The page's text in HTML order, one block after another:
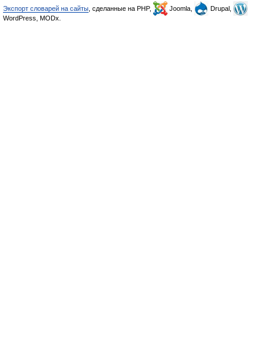
Экспорт словарей на сайты , сделанные на PHP, Joomla,
Drupal,
WordPress, MODx.